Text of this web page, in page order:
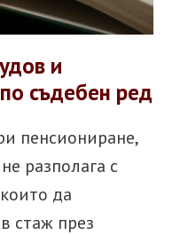
и
съдебен ред
пенсиониране,
разполага с
да
стаж през